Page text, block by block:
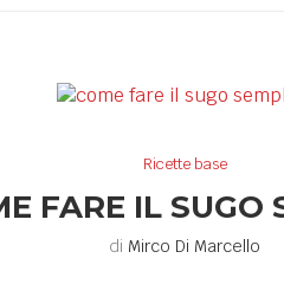
Ricette base
FARE IL SUGO
di Mirco Di Marcello